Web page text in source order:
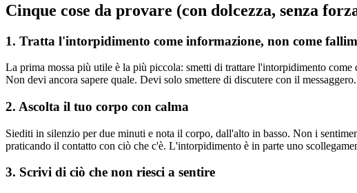
Cinque cose da provare (con dolcezza, senza
1. Tratta l'intorpidimento come informazione, non come
La prima mossa più utile è la più piccola: smetti di trattare l'intorpidimento
Non devi ancora sapere quale. Devi solo smettere di discutere con il
2. Ascolta il tuo corpo con calma
Siediti in silenzio per due minuti e nota il corpo, dall'alto in basso. Non i
praticando il contatto con ciò che c'è. L'intorpidimento è in parte uno
3. Scrivi di ciò che non riesci a sentire